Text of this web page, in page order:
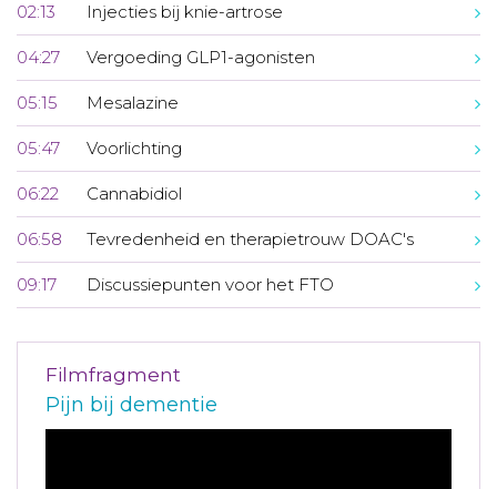
02:13 Injecties bij knie-artrose
04:27 Vergoeding GLP1-agonisten
05:15 Mesalazine
05:47 Voorlichting
06:22 Cannabidiol
06:58 Tevredenheid en therapietrouw DOAC's
09:17 Discussiepunten voor het FTO
Filmfragment
Pijn bij dementie